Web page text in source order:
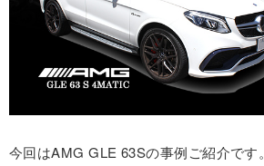
今回はAMG GLE 63Sの事例ご紹介です。